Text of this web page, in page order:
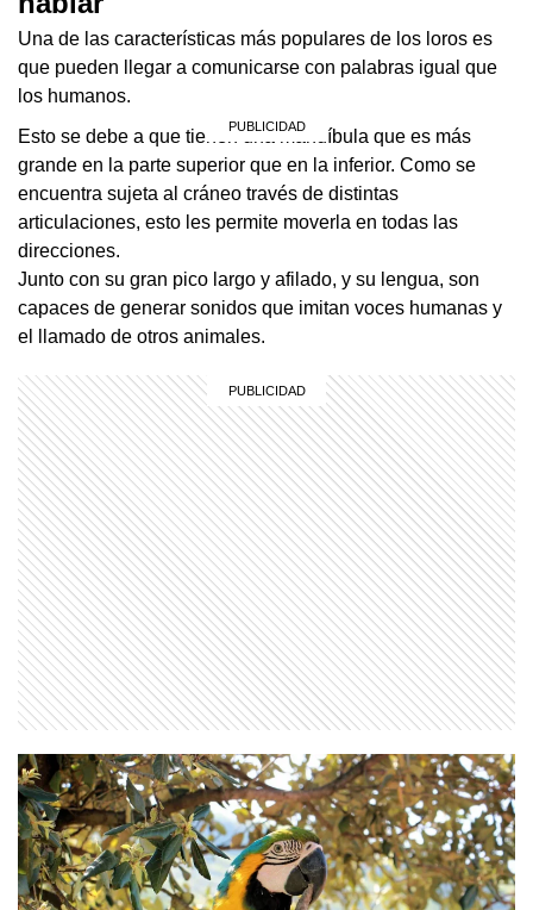
Una de las características más populares de los loros es
que pueden llegar a comunicarse con palabras igual que
los humanos.
Esto se debe a que tienen una mandíbula que es más
grande en la parte superior que en la inferior. Como se
encuentra sujeta al cráneo través de distintas
articulaciones, esto les permite moverla en todas las
direcciones.
Junto con su gran pico largo y afilado, y su lengua, son
capaces de generar sonidos que imitan voces humanas y
el llamado de otros animales.